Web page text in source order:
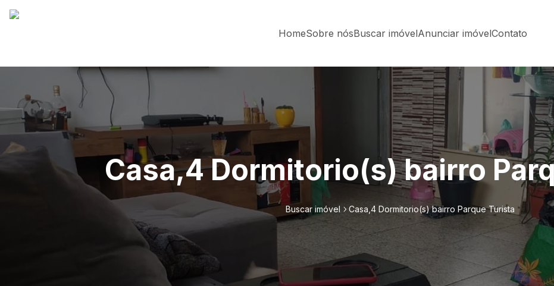
HomeSobre nósBuscar imóvelAnunciar imóvelContato
Casa,4 Dormitorio(s) bairro
Buscar imóvel Casa,4 Dormitorio(s) bairro Parque Turista